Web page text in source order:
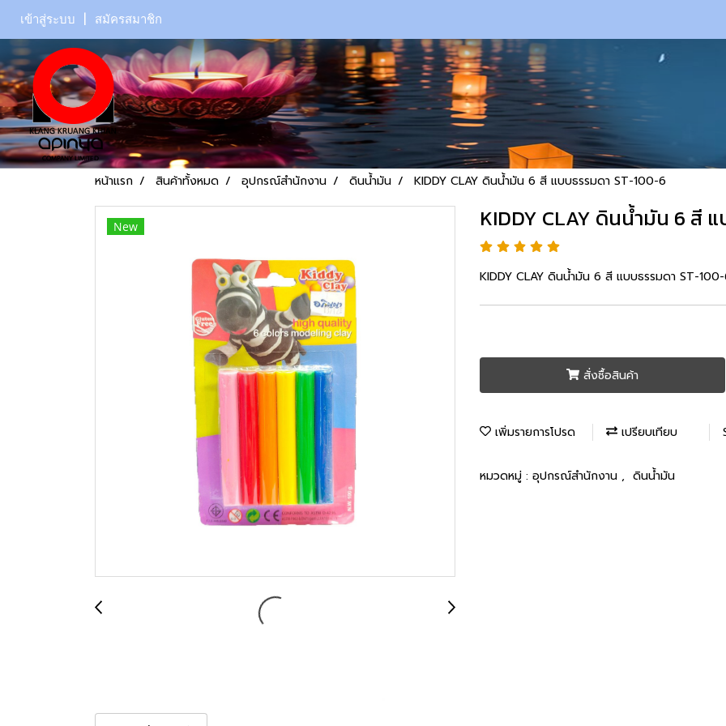
เข้าสู่ระบบ สมัครสมาชิก
หน้าแรก สินค้าทั้งหมด อุปกรณ์สำนักงาน ดินน้ำมัน KIDDY CLAY ดินน้ำมัน 6 สี แบบธรรมดา ST-100-6
New KIDDY CLAY ดินน้ำมัน 6 สี
KIDDY CLAY ดินน้ำมัน 6 สี แบบธรรมดา ST-
สั่งซื้อสินค้า
เพิ่มรายการโปรด เปรียบเทียบ
หมวดหมู่ : อุปกรณ์สำนักงาน , ดินน้ำมัน